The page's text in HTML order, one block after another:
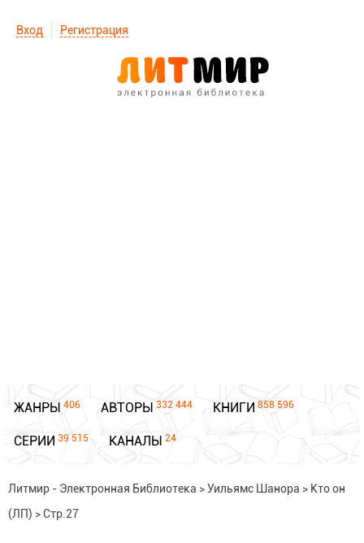
Вход Регистрация
ЖАНРЫ 406 АВТОРЫ 332 444 КНИГИ 858 596
СЕРИИ 39 515 КАНАЛЫ 24
Литмир - Электронная Библиотека >Уильямс Шанора > Кто он
(ЛП) >Стр.27